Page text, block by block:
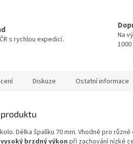
s rychlou expedicí.
Na
1000
Diskuze Ostatní informace
Délka špalíku 70 mm. Vhodné pro
vysoký brzdný výkon při zachování nízké